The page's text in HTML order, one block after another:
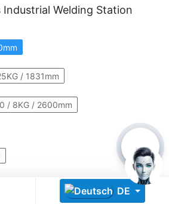
DE
Industrial Welding Station
/ 1831mm
/ 8KG / 2600mm
RiA Ecosystem
real și analiză date
la zeci de unități